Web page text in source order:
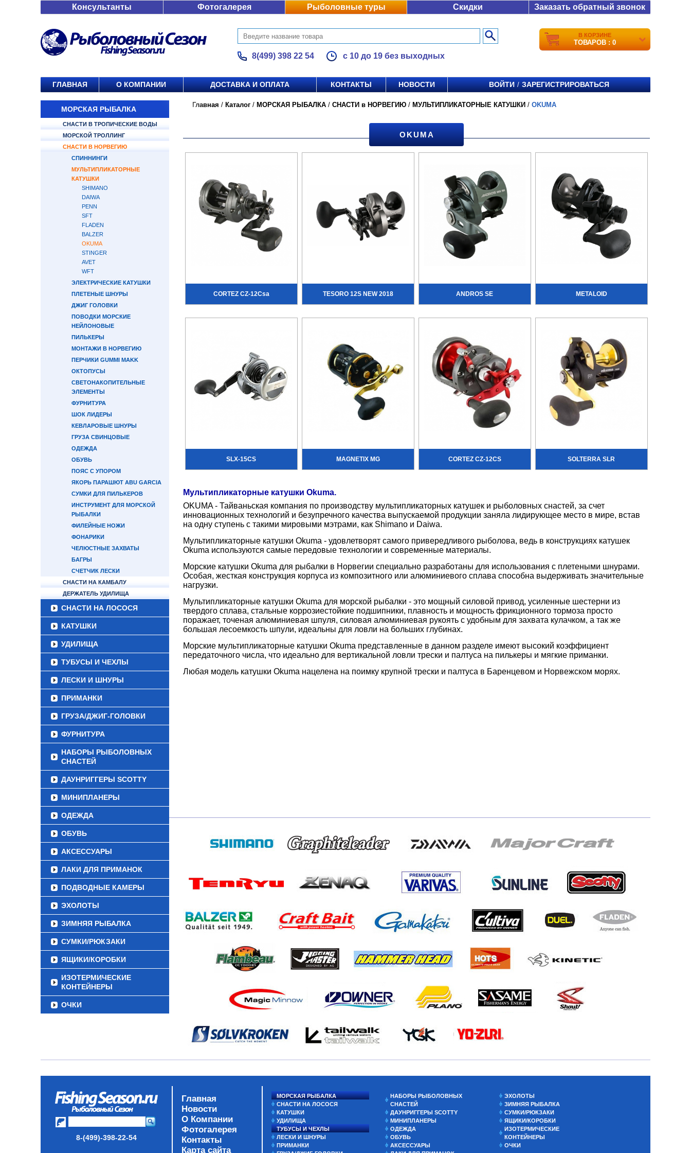
Консультанты Фотогалерея Рыболовные туры Скидки Заказать обратный звонок
8(499) 398 22 54 с 10 до 19 без выходных
В КОРЗИНЕ
ТОВАРОВ : 0
ГЛАВНАЯ О КОМПАНИИ ДОСТАВКА И ОПЛАТА КОНТАКТЫ НОВОСТИ ВОЙТИ / ЗАРЕГИСТРИРОВАТЬСЯ
МОРСКАЯ РЫБАЛКА
СНАСТИ В ТРОПИЧЕСКИЕ ВОДЫ
МОРСКОЙ ТРОЛЛИНГ
СНАСТИ В НОРВЕГИЮ
СПИННИНГИ
МУЛЬТИПЛИКАТОРНЫЕ
КАТУШКИ
SHIMANO
DAIWA
PENN
SFT
FLADEN
BALZER
OKUMA
STINGER
AVET
WFT
ЭЛЕКТРИЧЕСКИЕ КАТУШКИ
ПЛЕТЕНЫЕ ШНУРЫ
ДЖИГ ГОЛОВКИ
ПОВОДКИ МОРСКИЕ
НЕЙЛОНОВЫЕ
ПИЛЬКЕРЫ
МОНТАЖИ В НОРВЕГИЮ
ПЕРЧИКИ GUMMI MAKK
ОКТОПУСЫ
СВЕТОНАКОПИТЕЛЬНЫЕ
ЭЛЕМЕНТЫ
ФУРНИТУРА
ШОК ЛИДЕРЫ
КЕВЛАРОВЫЕ ШНУРЫ
ГРУЗА СВИНЦОВЫЕ
ОДЕЖДА
ОБУВЬ
ПОЯС С УПОРОМ
ЯКОРЬ ПАРАШЮТ ABU GARCIA
СУМКИ ДЛЯ ПИЛЬКЕРОВ
ИНСТРУМЕНТ ДЛЯ МОРСКОЙ
РЫБАЛКИ
ФИЛЕЙНЫЕ НОЖИ
ФОНАРИКИ
ЧЕЛЮСТНЫЕ ЗАХВАТЫ
БАГРЫ
СЧЕТЧИК ЛЕСКИ
СНАСТИ НА КАМБАЛУ
ДЕРЖАТЕЛЬ УДИЛИЩА
СНАСТИ НА ЛОСОСЯ
КАТУШКИ
УДИЛИЩА
ТУБУСЫ И ЧЕХЛЫ
ЛЕСКИ И ШНУРЫ
ПРИМАНКИ
ГРУЗА/ДЖИГ-ГОЛОВКИ
ФУРНИТУРА
НАБОРЫ РЫБОЛОВНЫХ
СНАСТЕЙ
ДАУНРИГГЕРЫ SCOTTY
МИНИПЛАНЕРЫ
ОДЕЖДА
ОБУВЬ
АКСЕССУАРЫ
ЛАКИ ДЛЯ ПРИМАНОК
ПОДВОДНЫЕ КАМЕРЫ
ЭХОЛОТЫ
ЗИМНЯЯ РЫБАЛКА
СУМКИ/РЮКЗАКИ
ЯЩИКИ/КОРОБКИ
ИЗОТЕРМИЧЕСКИЕ
КОНТЕЙНЕРЫ
ОЧКИ
Главная / Каталог / МОРСКАЯ РЫБАЛКА / СНАСТИ в НОРВЕГИЮ / МУЛЬТИПЛИКАТОРНЫЕ КАТУШКИ / OKUMA
OKUMA
CORTEZ CZ-12Csa TESORO 12S NEW 2018 ANDROS SE METALOID
SLX-15CS MAGNETIX MG CORTEZ CZ-12CS SOLTERRA SLR
Мультипликаторные катушки Okuma.
OKUMA - Тайваньская компания по производству мультипликаторных катушек и рыболовных снастей, за счет
инновационных технологий и безупречного качества выпускаемой продукции заняла лидирующее место в мире, встав
на одну ступень с такими мировыми мэтрами, как Shimano и Daiwa.
Мультипликаторные катушки Okuma - удовлетворят самого привередливого рыболова, ведь в конструкциях катушек
Okuma используются самые передовые технологии и современные материалы.
Морские катушки Okuma для рыбалки в Норвегии специально разработаны для использования с плетеными шнурами.
Особая, жесткая конструкция корпуса из композитного или алюминиевого сплава способна выдерживать значительные
нагрузки.
Мультипликаторные катушки Okuma для морской рыбалки - это мощный силовой привод, усиленные шестерни из
твердого сплава, стальные коррозиестойкие подшипники, плавность и мощность фрикционного тормоза просто
поражает, точеная алюминиевая шпуля, силовая алюминиевая рукоять с удобным для захвата кулачком, а так же
большая лесоемкость шпули, идеальны для ловли на больших глубинах.
Морские мультипликаторные катушки Okuma представленные в данном разделе имеют высокий коэффициент
передаточного числа, что идеально для вертикальной ловли трески и палтуса на пилькеры и мягкие приманки.
Любая модель катушки Okuma нацелена на поимку крупной трески и палтуса в Баренцевом и Норвежском морях.
8-(499)-398-22-54
Главная
Новости
О Компании
Фотогалерея
Контакты
Карта сайта
МОРСКАЯ РЫБАЛКА
СНАСТИ НА ЛОСОСЯ
КАТУШКИ
УДИЛИЩА
ТУБУСЫ И ЧЕХЛЫ
ЛЕСКИ И ШНУРЫ
ПРИМАНКИ
НАБОРЫ РЫБОЛОВНЫХ
СНАСТЕЙ
ДАУНРИГГЕРЫ SCOTTY
МИНИПЛАНЕРЫ
ОДЕЖДА
ОБУВЬ
АКСЕССУАРЫ
ЭХОЛОТЫ
ЗИМНЯЯ РЫБАЛКА
СУМКИ/РЮКЗАКИ
ЯЩИКИ/КОРОБКИ
ИЗОТЕРМИЧЕСКИЕ
КОНТЕЙНЕРЫ
ОЧКИ